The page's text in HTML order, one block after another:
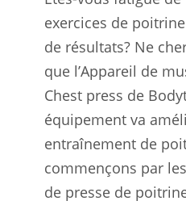
exercices de
de résultats? Ne
que l’Appareil de
Chest press de
équipement va
entraînement de
commençons par
de presse de